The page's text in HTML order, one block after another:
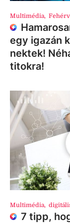
Multimédia,
egy igazán
nektek!
titokra!
Multimédia,
7 tipp,